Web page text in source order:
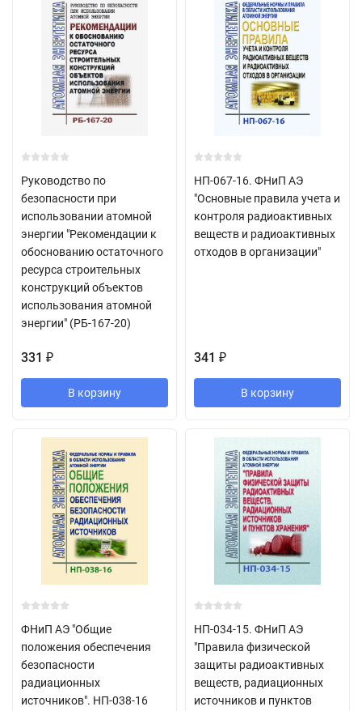
Руководство по
безопасности при
использовании атомной
энергии "Рекомендации к
обоснованию остаточного
ресурса строительных
конструкций объектов
использования атомной
энергии" (РБ-167-20)
331 ₽
В корзину
НП-067-16. ФНиП АЭ
"Основные правила учета и
контроля радиоактивных
веществ и радиоактивных
отходов в организации"
341 ₽
В корзину
ФНиП АЭ "Общие
положения обеспечения
безопасности
радиационных
источников". НП-038-16
НП-034-15. ФНиП АЭ
"Правила физической
защиты радиоактивных
веществ, радиационных
источников и пунктов